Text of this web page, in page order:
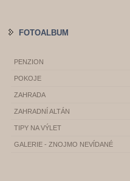
FOTOALBUM
PENZION
POKOJE
ZAHRADA
ZAHRADNÍ ALTÁN
TIPY NA VÝLET
GALERIE - ZNOJMO NEVÍDANÉ